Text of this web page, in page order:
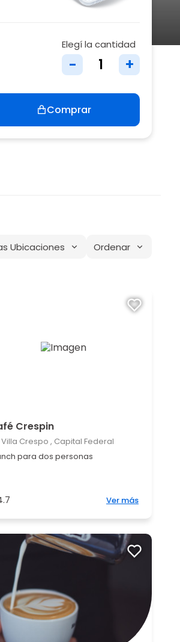
Elegí la cantidad
- +
Comprar
Ubicaciones Ordenar
Crespin
Villa Crespo , Capital Federal
para dos personas
Ver más